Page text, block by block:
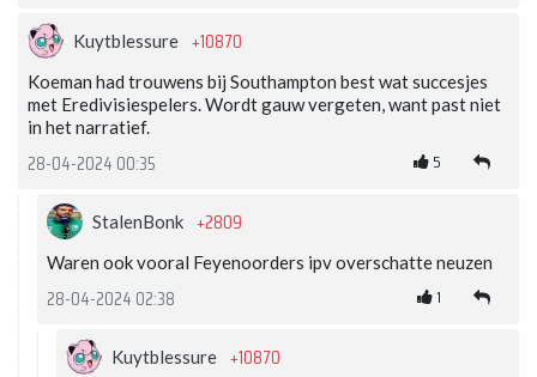
Kuytblessure +10870
Koeman had trouwens bij Southampton best wat succesjes
met Eredivisiespelers. Wordt gauw vergeten, want past niet
in het narratief.
28-04-2024 00:35 5
StalenBonk +2809
Waren ook vooral Feyenoorders ipv overschatte neuzen
28-04-2024 02:38 1
Kuytblessure +10870